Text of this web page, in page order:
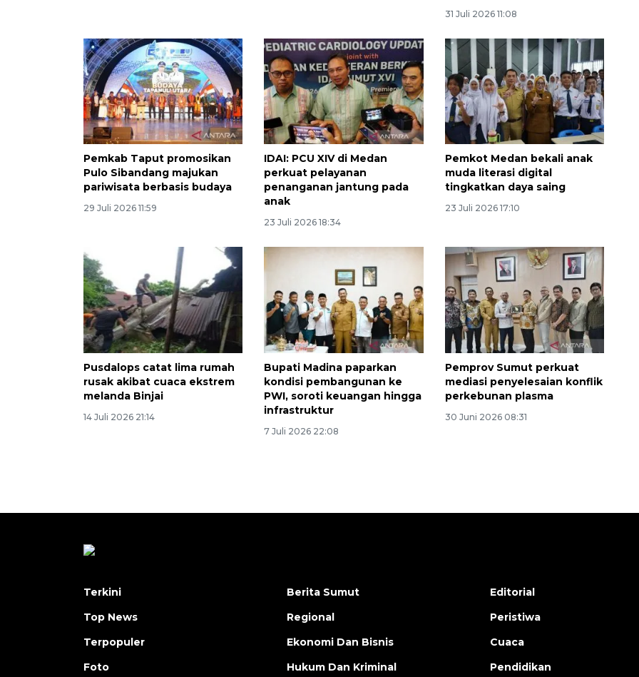
31 Juli 2026 11:08
Pemkab Taput promosikan
Pulo Sibandang majukan
pariwisata berbasis budaya
29 Juli 2026 11:59
IDAI: PCU XIV di Medan
perkuat pelayanan
penanganan jantung pada
anak
23 Juli 2026 18:34
Pemkot Medan bekali anak
muda literasi digital
tingkatkan daya saing
23 Juli 2026 17:10
Pusdalops catat lima rumah
rusak akibat cuaca ekstrem
melanda Binjai
14 Juli 2026 21:14
Bupati Madina paparkan
kondisi pembangunan ke
PWI, soroti keuangan hingga
infrastruktur
7 Juli 2026 22:08
Pemprov Sumut perkuat
mediasi penyelesaian konflik
perkebunan plasma
30 Juni 2026 08:31
tumbuh 5,29 persen
2026-08-06 18:45:00
Terkini
Top News
Terpopuler
Foto
Berita Sumut
Regional
Ekonomi Dan Bisnis
Hukum Dan Kriminal
Editorial
Peristiwa
Cuaca
Pendidikan